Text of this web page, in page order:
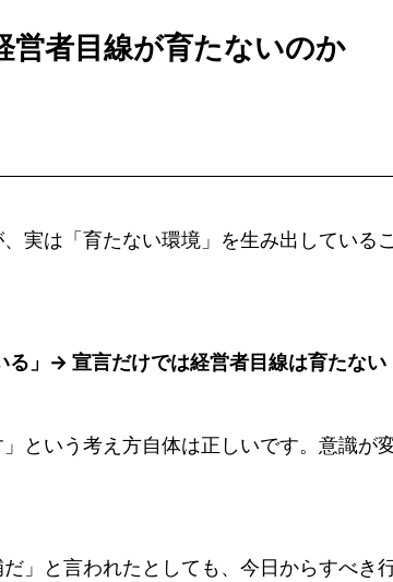
営者目線が育たないのか
実は「育たない環境」を生み出している
」→ 宣言だけでは経営者目線は育たない
という考え方自体は正しいです。意識が
」と言われたとしても、今日からすべき